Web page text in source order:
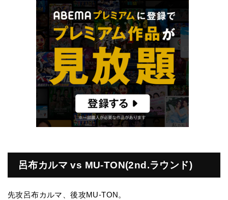
呂布カルマ vs MU-TON(2nd.ラウンド)
先攻呂布カルマ、後攻MU-TON。